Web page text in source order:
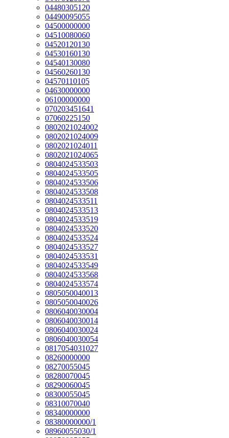
04480305120
04490095055
04500000000
04510080060
04520120130
04530160130
04540130080
04560260130
04570110105
04630000000
06100000000
070203451641
07060225150
0802021024002
0802021024009
0802021024011
0802021024065
0804024533503
0804024533505
0804024533506
0804024533508
0804024533511
0804024533513
0804024533519
0804024533520
0804024533524
0804024533527
0804024533531
0804024533549
0804024533568
0804024533574
0805050040013
0805050040026
0806040030004
0806040030014
0806040030024
0806040030054
0817054031027
08260000000
08270055045
08280070045
08290060045
08300055045
08310070040
08340000000
08380000000/1
08960055030/1